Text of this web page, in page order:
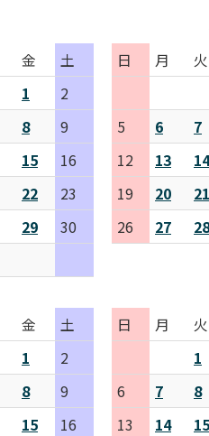
金
土
1
2
8
9
15
16
22
23
29
30
日
月 火
5 6
7
12
13
14
19
20
21
26
27 28
金
土
1
2
8
9
15
16
日 月
火
1
6
7
8
13
14
15